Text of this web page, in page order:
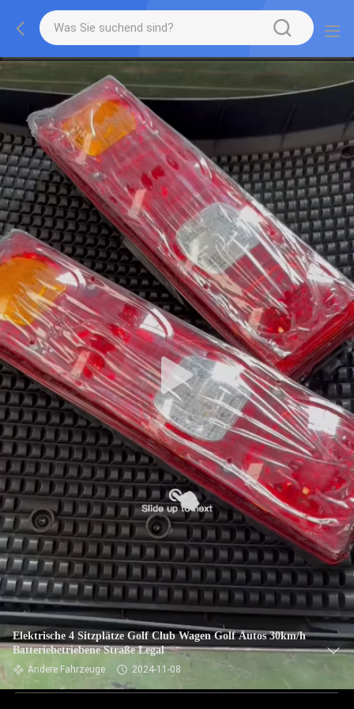
Elektrische 4 Sitzplätze Golf Club Wagen Golf Autos 30km/h
Batteriebetriebene Straße Legal
Andere Fahrzeuge 2024-11-08